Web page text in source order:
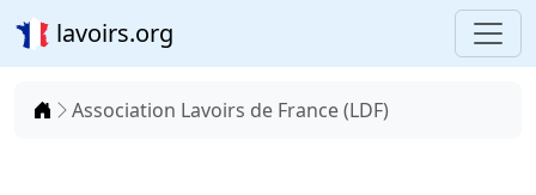
lavoirs.org
Accueil
Association Lavoirs de France (LDF)